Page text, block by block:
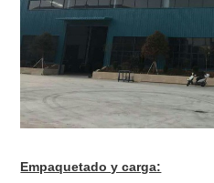
Empaquetado y carga: